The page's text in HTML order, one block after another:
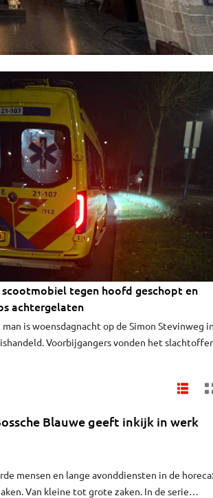
scootmobiel tegen hoofd geschopt en
achtergelaten
man is woensdagnacht op de Simon Stevinweg in
Voorbijgangers vonden het slachtoffer
Blauwe geeft inkijk in werk
mensen en lange avonddiensten in de horeca:
Van kleine tot grote zaken. In de serie